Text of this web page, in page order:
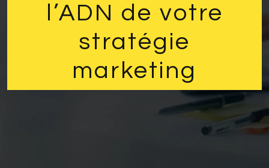
l’ADN de votre
stratégie
marketing